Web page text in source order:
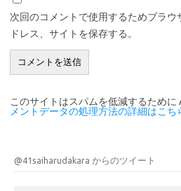
次回のコメントで使用するためブラ
ドレス、サイトを保存する。
このサイトはスパムを低減するために
メントデータの処理方法の詳細はこ
@41saiharudakara からのツイート